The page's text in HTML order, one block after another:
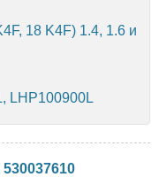
18 K4F) 1.4, 1.6 и
LHP100900L